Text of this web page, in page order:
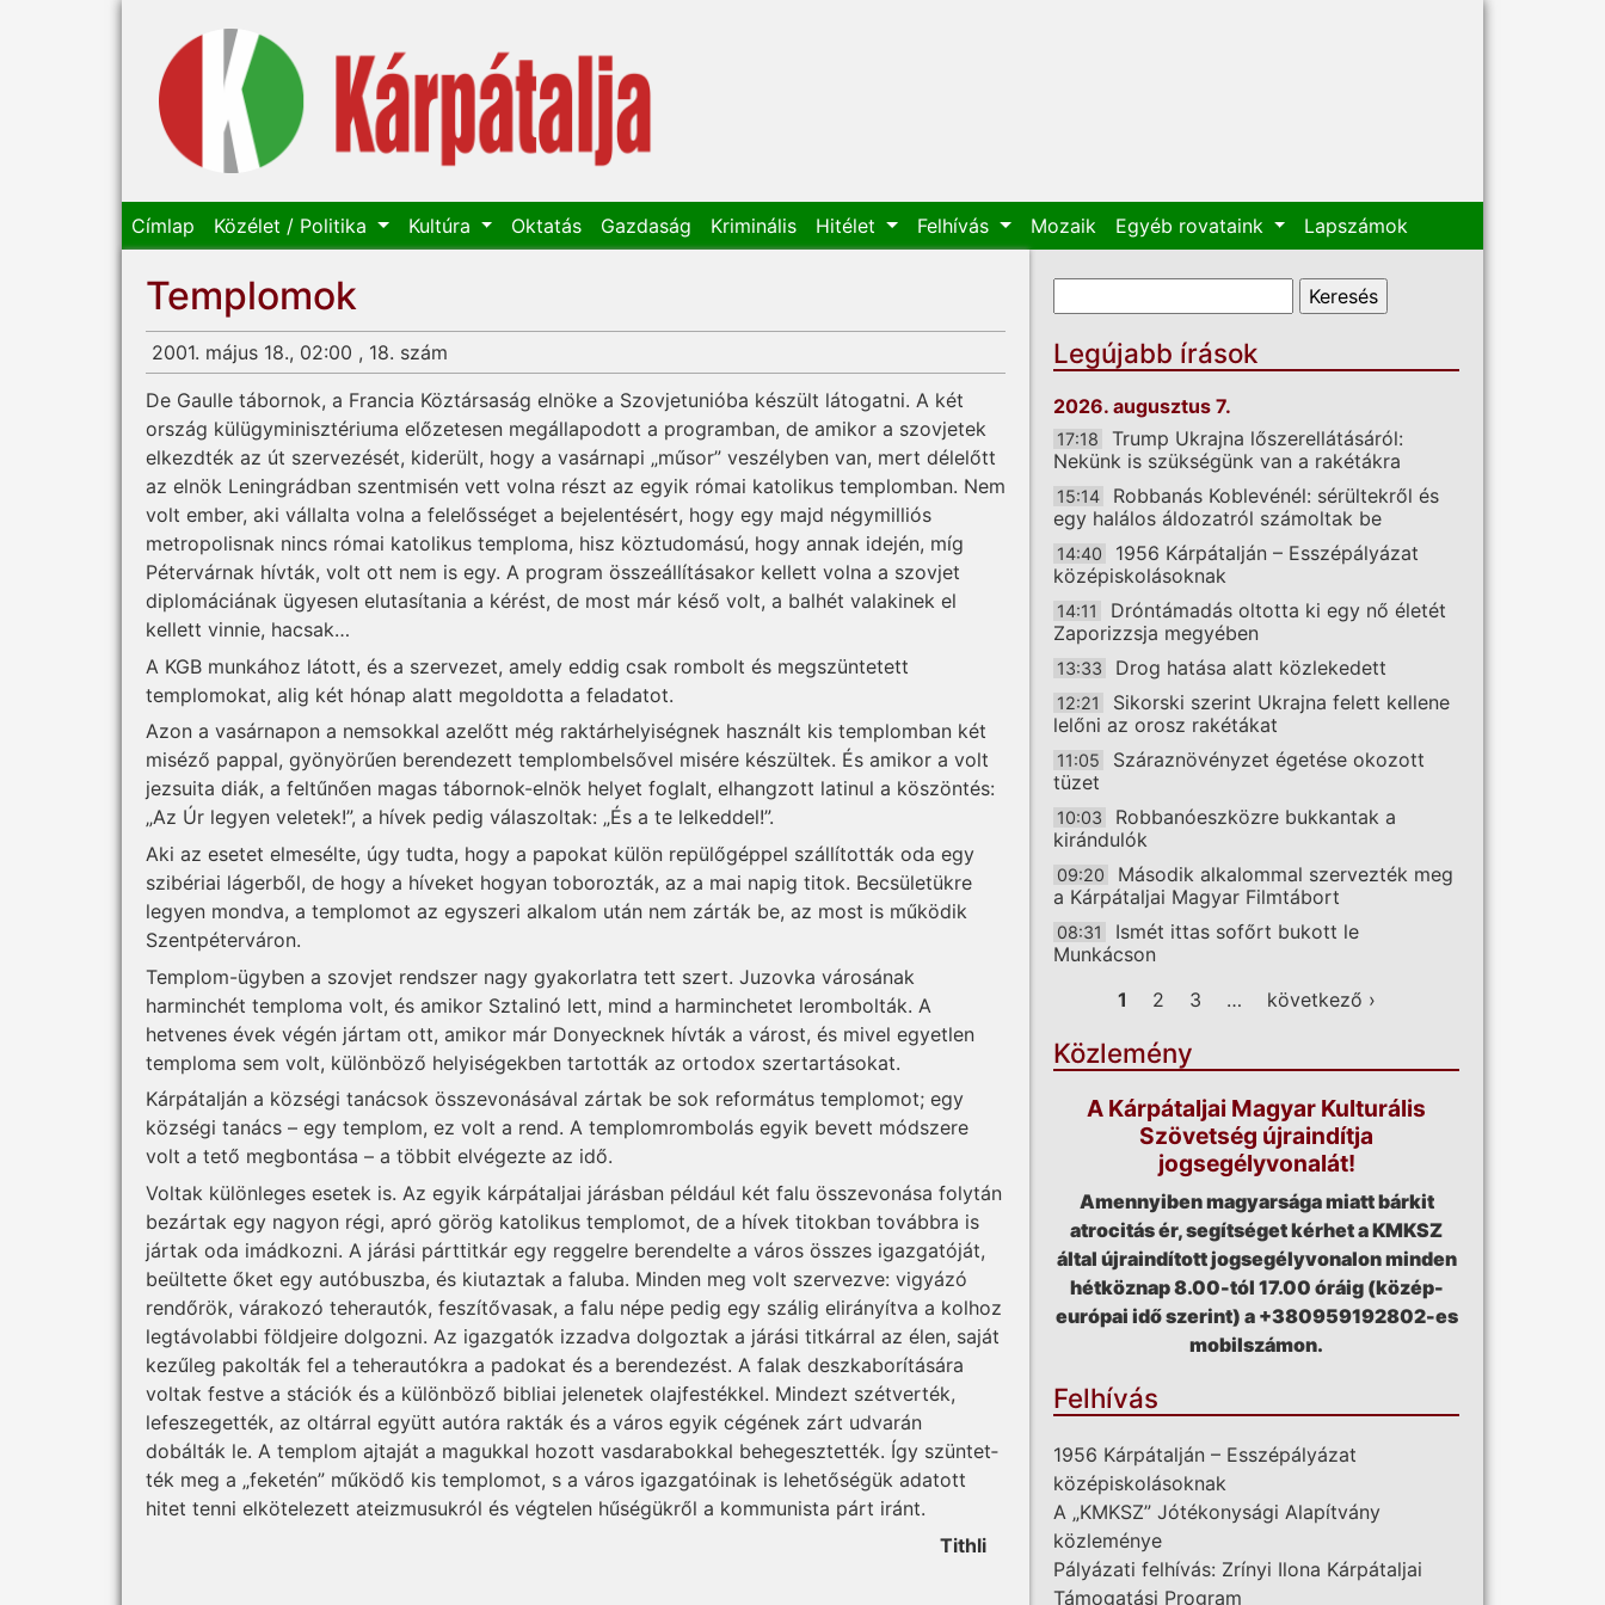
Címlap Közélet / Politika Kultúra Oktatás Gazdaság Kriminális Hitélet Felhívás Mozaik Egyéb rovataink Lapszámok
Templomok
2001. május 18., 02:00 , 18. szám
De Gaulle tábornok, a Francia Köztársaság elnöke a Szovjetunióba készült látogatni. A két
ország külügyminisztériuma előzetesen megállapodott a programban, de amikor a szovjetek
elkezdték az út szervezését, kiderült, hogy a vasárnapi „műsor” veszélyben van, mert délelőtt
az elnök Leningrádban szentmisén vett volna részt az egyik római katolikus templomban. Nem
volt ember, aki vállalta volna a felelősséget a bejelentésért, hogy egy majd négymilliós
metropolisnak nincs római katolikus temploma, hisz köztudomású, hogy annak idején, míg
Pétervárnak hívták, volt ott nem is egy. A program összeállításakor kellett volna a szovjet
diplomáciának ügyesen elutasítania a kérést, de most már késő volt, a balhét valakinek el
kellett vinnie, hacsak…
A KGB munkához látott, és a szervezet, amely eddig csak rombolt és megszüntetett
templomokat, alig két hónap alatt megoldotta a feladatot.
Azon a vasárnapon a nem­sokkal azelőtt még raktárhelyiségnek használt kis templomban két
miséző pappal, gyönyörűen berendezett templombelsővel misére készültek. És amikor a volt
jezsuita diák, a feltűnően magas tábornok-elnök helyet foglalt, elhangzott latinul a köszöntés:
„Az Úr legyen veletek!”, a hívek pedig válaszoltak: „És a te lelkeddel!”.
Aki az esetet elmesélte, úgy tudta, hogy a papokat külön repülőgéppel szállították oda egy
szibériai lágerből, de hogy a híveket hogyan toborozták, az a mai napig titok. Becsületükre
legyen mondva, a templomot az egyszeri alkalom után nem zárták be, az most is működik
Szentpéterváron.
Templom-ügyben a szovjet rendszer nagy gyakorlatra tett szert. Juzovka városának
harminchét temploma volt, és amikor Sztalinó lett, mind a harminchetet lerombolták. A
hetvenes évek végén jártam ott, amikor már Donyecknek hívták a várost, és mivel egyetlen
temploma sem volt, különböző helyiségekben tartották az ortodox szertartásokat.
Kárpátalján a községi tanácsok összevonásával zártak be sok református templomot; egy
községi tanács – egy templom, ez volt a rend. A templomrombolás egyik bevett módszere
volt a tető megbontása – a többit elvégezte az idő.
Voltak különleges esetek is. Az egyik kárpátaljai já­rás­ban például két falu össze­vo­ná­sa folytán
bezártak egy nagyon régi, apró görög katolikus temp­lomot, de a hívek titokban továbbra is
jártak oda imádkozni. A járási párttitkár egy reggelre berendelte a város összes igazgatóját,
beültette őket egy autóbuszba, és kiu­taz­tak a faluba. Minden meg volt szervezve: vigyázó
rendőrök, várakozó teherautók, feszítővasak, a falu népe pedig egy szálig elirányítva a kolhoz
legtávolabbi földjeire dolgozni. Az igazgatók izzadva dol­goz­tak a járási titkárral az élen, sa­ját
kezűleg pakolták fel a teherautókra a padokat és a berendezést. A falak desz­kabo­rí­tására
voltak festve a stációk és a különböző bibliai jelenetek olajfestékkel. Mindezt szét­ver­ték,
lefeszegették, az oltárral együtt autóra rakták és a város egyik cégének zárt udvarán
dobálták le. A templom ajtaját a magukkal hozott vasdara­bok­kal behegesztették. Így szün­tet­­
ték meg a „feketén” működő kis templomot, s a város igaz­ga­tóinak is lehetőségük adatott
hitet tenni elkötelezett ateiz­mu­sukról és végtelen hűségükről a kommunista párt iránt.
Tithli
Keresés űrlap
Legújabb írások
2026. augusztus 7.
17:18
Trump Ukrajna lőszerellátásáról:
Nekünk is szükségünk van a rakétákra
15:14
Robbanás Koblevénél: sérültekről és
egy halálos áldozatról számoltak be
14:40
1956 Kárpátalján – Esszépályázat
középiskolásoknak
14:11
Dróntámadás oltotta ki egy nő életét
Zaporizzsja megyében
13:33 Drog hatása alatt közlekedett
12:21
Sikorski szerint Ukrajna felett kellene
lelőni az orosz rakétákat
11:05
Száraznövényzet égetése okozott
tüzet
10:03
Robbanóeszközre bukkantak a
kirándulók
09:20
Második alkalommal szervezték meg
a Kárpátaljai Magyar Filmtábort
08:31
Ismét ittas sofőrt bukott le
Munkácson
Oldalak
1 2 3 … következő ›
Közlemény
A Kárpátaljai Magyar Kulturális
Szövetség újraindítja
jogsegélyvonalát!
Amennyiben magyarsága miatt bárkit
atrocitás ér, segítséget kérhet a KMKSZ
által újraindított jogsegélyvonalon minden
hétköznap 8.00-tól 17.00 óráig (közép-
európai idő szerint) a +380959192802-es
mobilszámon.
Felhívás
1956 Kárpátalján – Esszépályázat
középiskolásoknak
A „KMKSZ” Jótékonysági Alapítvány
közleménye
Pályázati felhívás: Zrínyi Ilona Kárpátaljai
Támogatási Program